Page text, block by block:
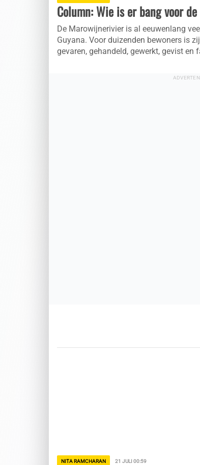
Column: Wie is er bang voor
De Marowijnerivier is al eeuwenlang
Guyana. Voor duizenden bewoners is
gevaren, gehandeld, gewerkt, gevist en
NITA RAMCHARAN 21 JULI 00:59